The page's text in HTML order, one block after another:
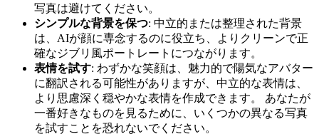
写真は避けてください。
シンプルな背景を保つ: 中立的または整理された背景
は、AIが顔に専念するのに役立ち、よりクリーンで正
確なジブリ風ポートレートにつながります。
表情を試す: わずかな笑顔は、魅力的で陽気なアバター
に翻訳される可能性がありますが、中立的な表情は、
より思慮深く穏やかな表情を作成できます。 あなたが
一番好きなものを見るために、いくつかの異なる写真
を試すことを恐れないでください。